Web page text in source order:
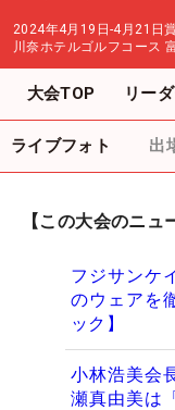
2024年4月19日-4月21日
川奈ホテルゴルフコース
大会TOP リー
ライブフォト 出
【この大会のニュ
フジサンケ
のウェアを
ック】
小林浩美会
瀬真由美は